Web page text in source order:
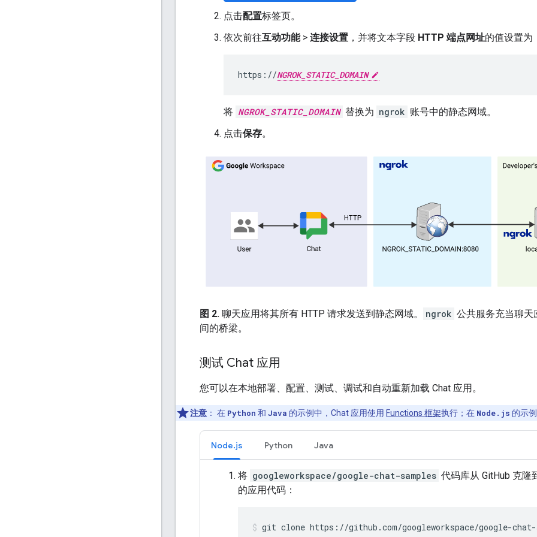
点击配置标签页。
依次前往互动功能> 连接设置 ，并将文本字段 HTTP 端点网址的值设置为
https://NGROK_STATIC_DOMAIN
将 NGROK_STATIC_DOMAIN 替换为 ngrok 账号中的静态网域。
点击保存。
图 2. 聊天应用将其所有 HTTP 请求发送到静态网域。 ngrok 公共服务充当聊天
间的桥梁。
测试 Chat 应用
您可以在本地部署、配置、测试、调试和自动重新加载 Chat 应用。
注意 ： 在 Python 和 Java 的示例中，Chat 应用使用 Functions 框架执行；在 Node.js 的示
Node.js Python Java
将 googleworkspace/google-chat-samples 代码库从 GitHub 克隆
的应用代码：
git clone https://github.com/googleworkspace/google-